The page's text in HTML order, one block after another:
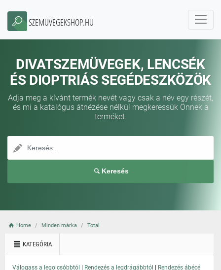
SZEMUVEGEKSHOP.HU
DIVATSZEMÜVEGEK, LENCSÉK
ÉS DIOPTRIÁS SEGÉDESZKÖZÖK
Adja meg a kívánt termék nevét vagy csak a név egy részét,
és mi a katalógus átnézése nélkül megkeressük Önnek a
terméket.
Keresés
Home Minden márka Total
KATEGÓRIA
Válogass a legolcsóbbtól | Rendezés a legdrágábbtól | Rendezés ábécé